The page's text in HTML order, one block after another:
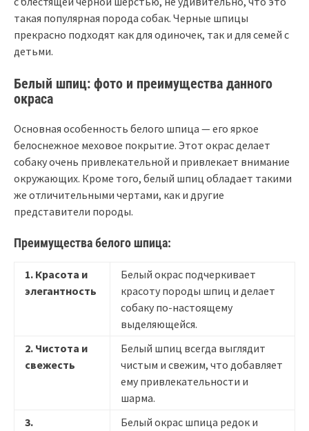
такая популярная порода собак. Черные шпицы
прекрасно подходят как для одиночек, так и для семей с
детьми.
Белый шпиц: фото и преимущества данного
окраса
Основная особенность белого шпица — его яркое
белоснежное меховое покрытие. Этот окрас делает
собаку очень привлекательной и привлекает внимание
окружающих. Кроме того, белый шпиц обладает такими
же отличительными чертами, как и другие
представители породы.
Преимущества белого шпица:
1. Красота и
элегантность
Белый окрас подчеркивает
красоту породы шпиц и делает
собаку по-настоящему
выделяющейся.
2. Чистота и
свежесть
Белый шпиц всегда выглядит
чистым и свежим, что добавляет
ему привлекательности и
шарма.
3.
Белый окрас шпица редок и